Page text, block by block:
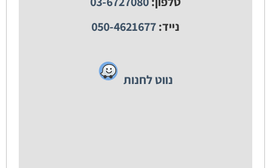
נייד:050-4621677
נווט לחנות